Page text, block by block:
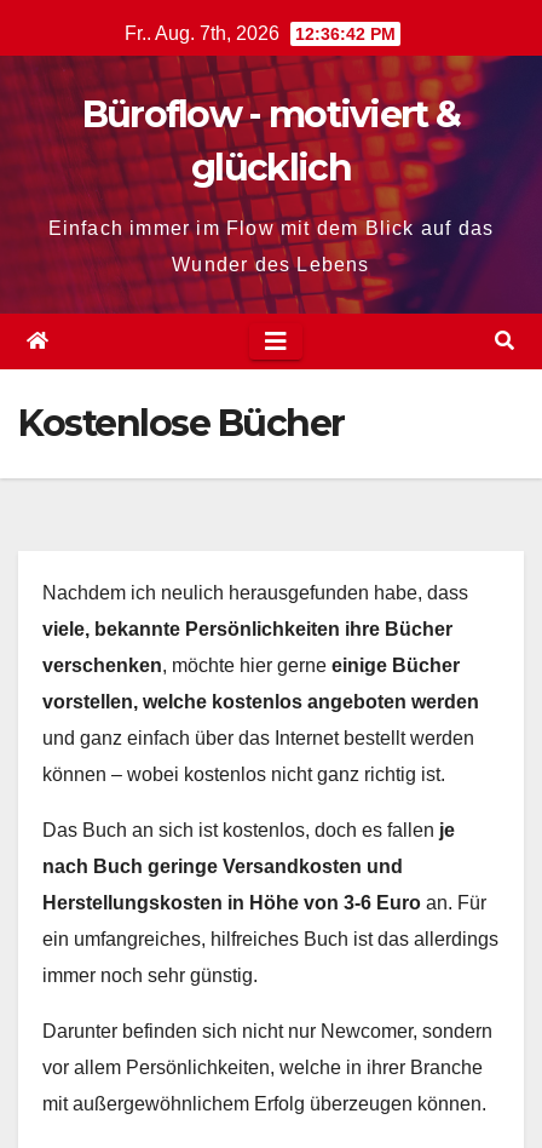
Inhalt
springen
Fr.. Aug. 7th, 2026 12:36:43 PM
Büroflow - motiviert &
glücklich
Einfach immer im Flow mit dem Blick auf das
Wunder des Lebens
Kostenlose Bücher
Nachdem ich neulich herausgefunden habe, dass
viele, bekannte Persönlichkeiten ihre Bücher
verschenken, möchte hier gerne einige Bücher
vorstellen, welche kostenlos angeboten werden
und ganz einfach über das Internet bestellt werden
können – wobei kostenlos nicht ganz richtig ist.
Das Buch an sich ist kostenlos, doch es fallen je
nach Buch geringe Versandkosten und
Herstellungskosten in Höhe von 3-6 Euro an. Für
ein umfangreiches, hilfreiches Buch ist das allerdings
immer noch sehr günstig.
Darunter befinden sich nicht nur Newcomer, sondern
vor allem Persönlichkeiten, welche in ihrer Branche
mit außergewöhnlichem Erfolg überzeugen können.